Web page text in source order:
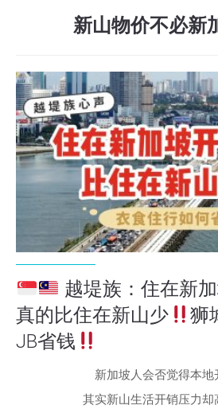
新山物价不必新
越堤族：住在新
真的比住在新山少
狮
JB省钱
新加坡人会否觉得本地
其实新山生活开销压力却